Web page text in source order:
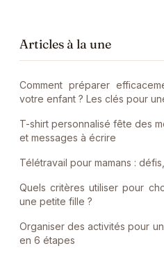
Articles à la une
Comment préparer
votre enfant ? Les clés pour
T-shirt personnalisé fête des
et messages à écrire
Télétravail pour mamans :
Quels critères utiliser pour
une petite fille ?
Organiser des activités pour
en 6 étapes